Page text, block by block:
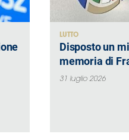
LUTTO
Disposto un
memoria di
31 luglio 2026